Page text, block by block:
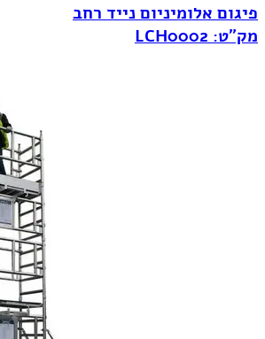
פיגום אלומיניום נייד רחב
מק"ט: LCH0002